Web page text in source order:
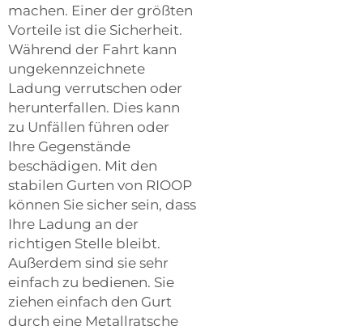
machen. Einer der größten
Vorteile ist die Sicherheit.
Während der Fahrt kann
ungekennzeichnete
Ladung verrutschen oder
herunterfallen. Dies kann
zu Unfällen führen oder
Ihre Gegenstände
beschädigen. Mit den
stabilen Gurten von RIOOP
können Sie sicher sein, dass
Ihre Ladung an der
richtigen Stelle bleibt.
Außerdem sind sie sehr
einfach zu bedienen. Sie
ziehen einfach den Gurt
durch eine Metallratsche